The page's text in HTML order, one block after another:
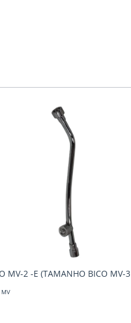
MV-2 -E (TAMANHO BICO MV-3
MV